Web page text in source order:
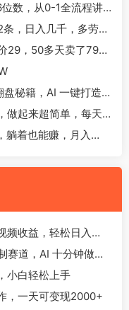
数，从0-1全流程讲
，日入几千，多劳多
29，50多天卖了790
秘籍，AI 一键打造
入 1000 + 轻松实现！
做起来超简单，每天
躺着也能赚，月入
频收益，轻松日入
赛道，AI 十分钟做爆
小白轻松上手
，一天可变现2000+